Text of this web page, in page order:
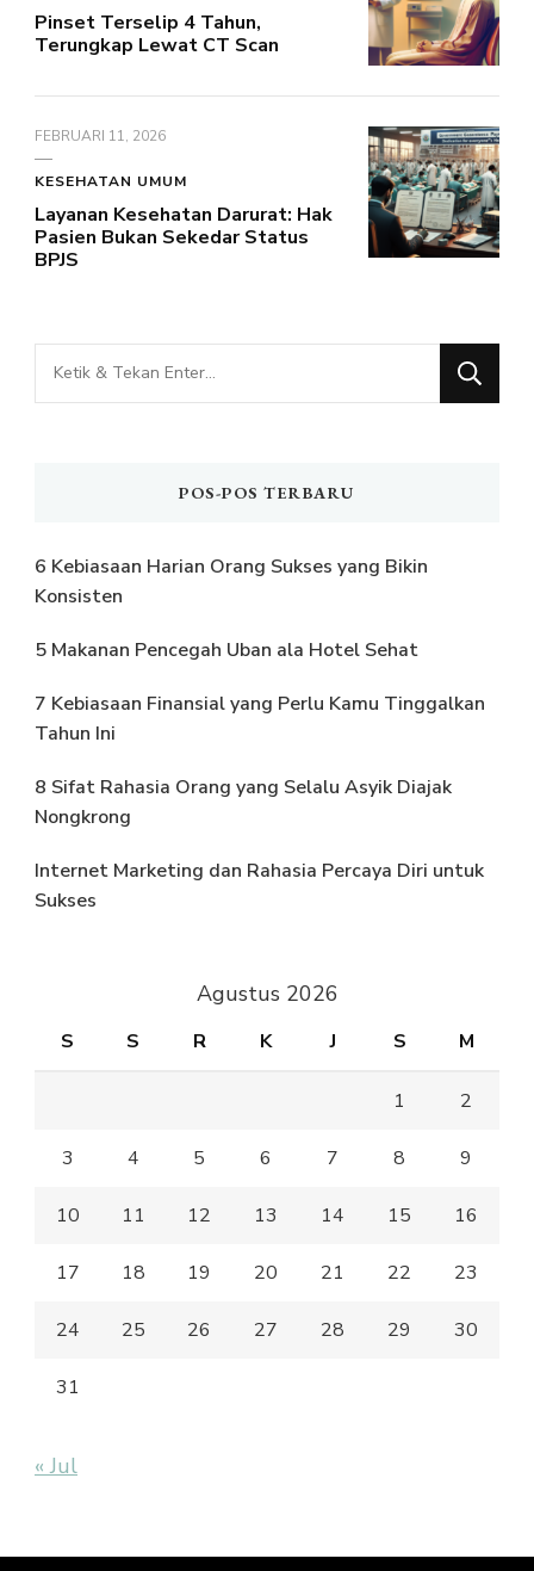
Pinset Terselip 4 Tahun,
Terungkap Lewat CT Scan
FEBRUARI 11, 2026
KESEHATAN UMUM
Layanan Kesehatan Darurat: Hak
Pasien Bukan Sekedar Status
BPJS
Mencari
Sesuatu?
POS-POS TERBARU
6 Kebiasaan Harian Orang Sukses yang Bikin
Konsisten
5 Makanan Pencegah Uban ala Hotel Sehat
7 Kebiasaan Finansial yang Perlu Kamu Tinggalkan
Tahun Ini
8 Sifat Rahasia Orang yang Selalu Asyik Diajak
Nongkrong
Internet Marketing dan Rahasia Percaya Diri untuk
Sukses
Agustus 2026
S S R K J S M
1 2
3 4 5 6 7 8 9
10 11 12 13 14 15 16
17 18 19 20 21 22 23
24 25 26 27 28 29 30
31
« Jul